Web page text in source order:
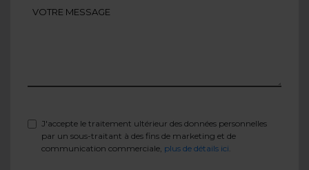
J'accepte le traitement ultérieur des données personnelles
par un sous-traitant à des fins de marketing et de
communication commerciale, plus de détails ici.